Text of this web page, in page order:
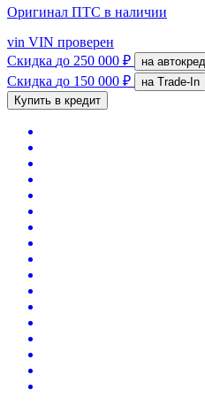
Оригинал ПТС в наличии
vin VIN проверен
Скидка до 250 000 ₽ на
Скидка до 150 000 ₽
на Trade-In
Купить в кредит